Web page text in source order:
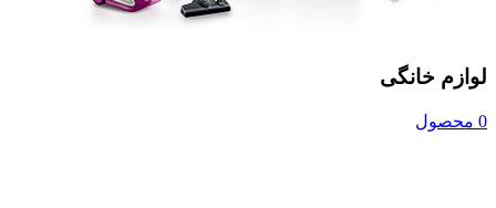
لوازم خانگی
0 محصول